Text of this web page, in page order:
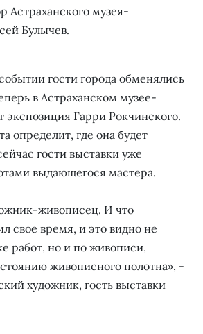
Астраханского музея-
Булычев.
гости города обменялись
в Астраханском музее-
экспозиция Гарри Рокчинского.
определит, где она будет
гости выставки уже
выдающегося мастера.
живописец. И что
свое время, и это видно не
работ, но и по живописи,
живописного полотна», -
художник, гость выставки